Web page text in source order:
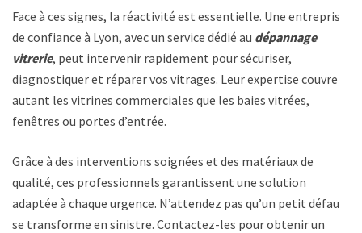
Face à ces signes, la réactivité est essentielle. Une entreprise
de confiance à Lyon, avec un service dédié au dépannage
vitrerie, peut intervenir rapidement pour sécuriser,
diagnostiquer et réparer vos vitrages. Leur expertise couvre
autant les vitrines commerciales que les baies vitrées,
fenêtres ou portes d’entrée.
Grâce à des interventions soignées et des matériaux de
qualité, ces professionnels garantissent une solution
adaptée à chaque urgence. N’attendez pas qu’un petit défaut
se transforme en sinistre. Contactez-les pour obtenir un